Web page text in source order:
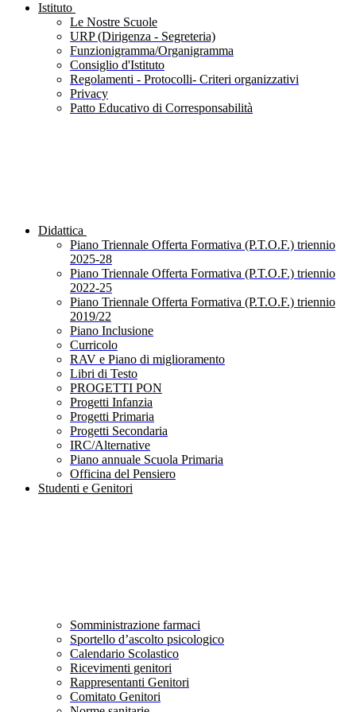
Istituto
Le Nostre Scuole
URP (Dirigenza - Segreteria)
Funzionigramma/Organigramma
Consiglio d'Istituto
Regolamenti - Protocolli- Criteri organizzativi
Privacy
Patto Educativo di Corresponsabilità
Didattica
Piano Triennale Offerta Formativa (P.T.O.F.) triennio
2025-28
Piano Triennale Offerta Formativa (P.T.O.F.) triennio
2022-25
Piano Triennale Offerta Formativa (P.T.O.F.) triennio
2019/22
Piano Inclusione
Curricolo
RAV e Piano di miglioramento
Libri di Testo
PROGETTI PON
Progetti Infanzia
Progetti Primaria
Progetti Secondaria
IRC/Alternative
Piano annuale Scuola Primaria
Officina del Pensiero
Studenti e Genitori
Somministrazione farmaci
Sportello d’ascolto psicologico
Calendario Scolastico
Ricevimenti genitori
Rappresentanti Genitori
Comitato Genitori